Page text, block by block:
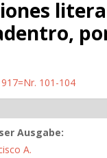
101-104
Ausgabe:
A.